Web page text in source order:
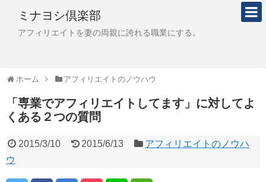
ミナヨシ倶楽部
アフィリエイトを妻の両親に誇れる職業にする。
ホーム アフィリエイトのノウハウ
「専業でアフィリエイトしてます」に対してよ
くある２つの質問
2015/3/10 2015/6/13
アフィリエイトのノウハ
ウ